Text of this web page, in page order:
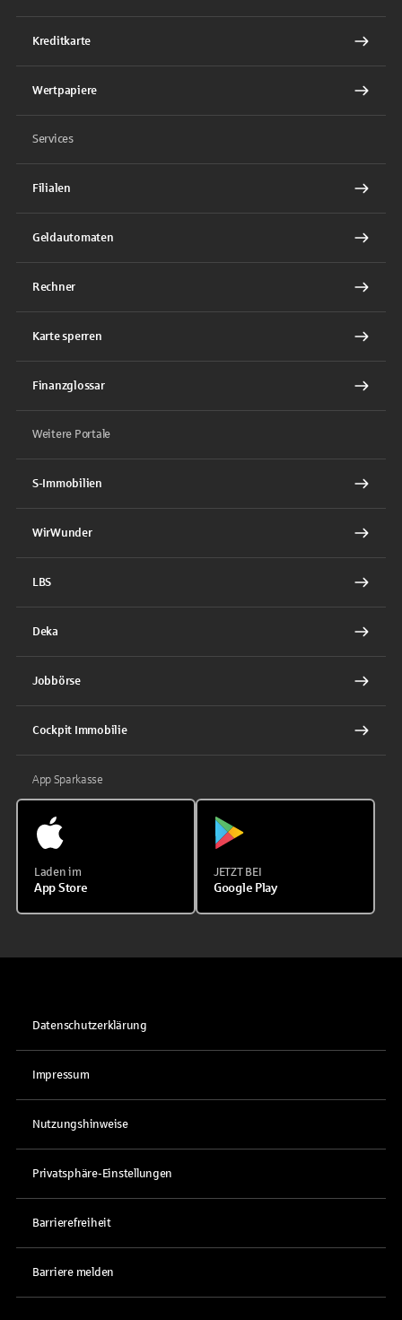
Kreditkarte
Wertpapiere
Services
Filialen
Geldautomaten
Rechner
Karte sperren
Finanzglossar
Weitere Portale
S-Immobilien
WirWunder
LBS
Deka
Jobbörse
Cockpit Immobilie
App Sparkasse
Laden im
App Store
JETZT BEI
Google Play
Datenschutzerklärung
Impressum
Nutzungshinweise
Privatsphäre-Einstellungen
Barrierefreiheit
Barriere melden